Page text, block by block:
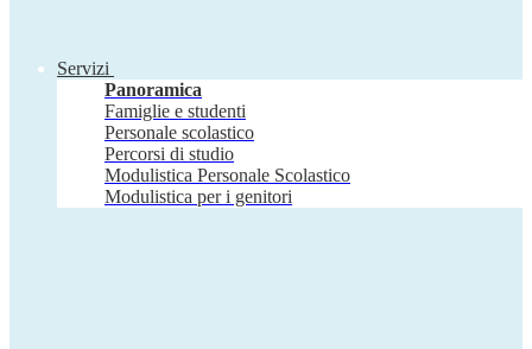
Servizi
Panoramica
Famiglie e studenti
Personale scolastico
Percorsi di studio
Modulistica Personale Scolastico
Modulistica per i genitori